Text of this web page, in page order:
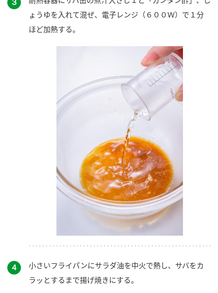
ょうゆを入れて混ぜ、電子レンジ（６００Ｗ）で１分
ほど加熱する。
４
小さいフライパンにサラダ油を中火で熱し、サバをカ
ラッとするまで揚げ焼きにする。